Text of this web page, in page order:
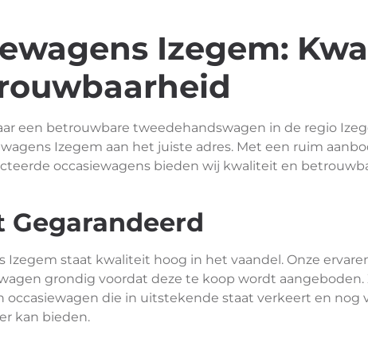
Izegem:
een betrouwbare tweedehandswagen in de regio
Izegem aan het juiste adres. Met een ruim
occasiewagens bieden wij kwaliteit en
Gegarandeerd
Izegem staat kwaliteit hoog in het vaandel. Onze
grondig voordat deze te koop wordt aangeboden.
occasiewagen die in uitstekende staat verkeert en nog
kan bieden.